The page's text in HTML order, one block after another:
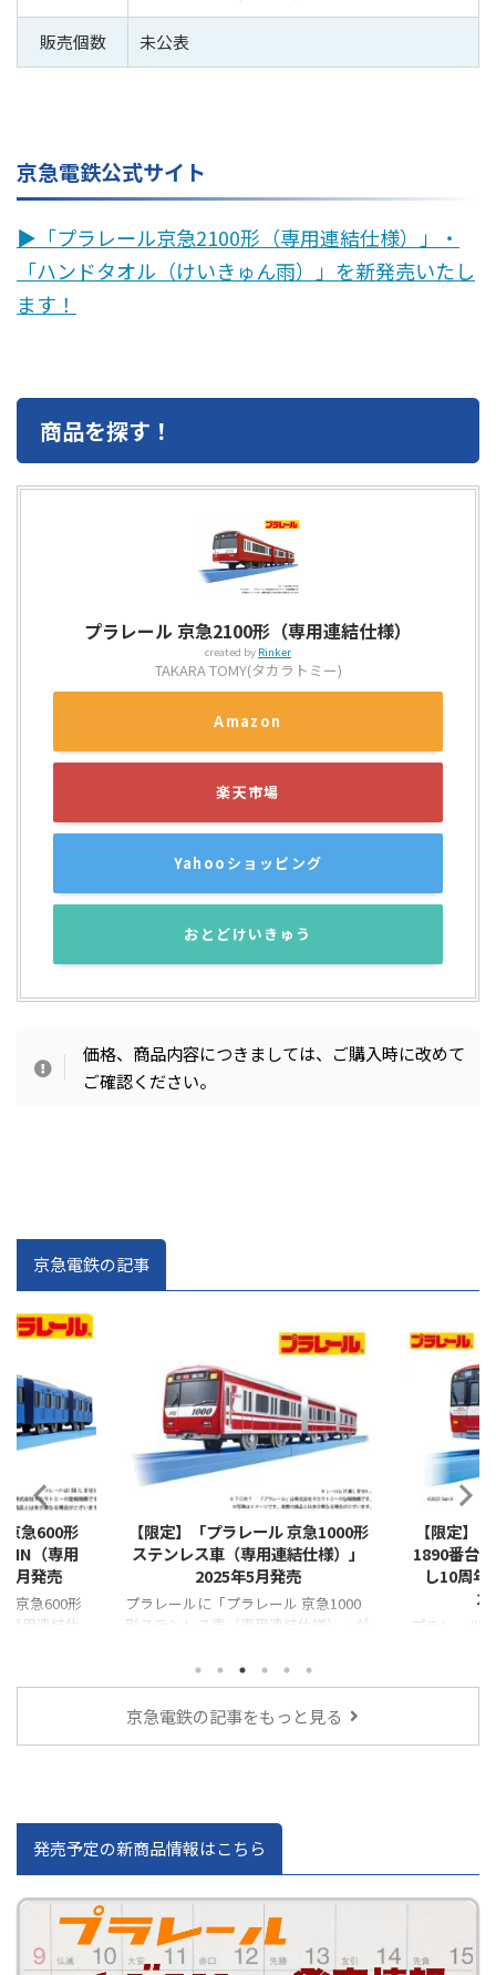
販売個数 未公表
京急電鉄公式サイト
▶︎「プラレール京急2100形（専用連結仕様）」・
「ハンドタオル（けいきゅん雨）」を新発売いたし
ます！
商品を探す！
プラレール 京急2100形（専用連結仕様）
created by Rinker
TAKARA TOMY(タカラトミー)
Amazon
楽天市場
Yahooショッピング
おとどけいきゅう
価格、商品内容につきましては、ご購入時に改めて
ご確認ください。
京急電鉄の記事
7/10
急600形
（専用
発売
急600形
用連結仕
2025/5/15
【限定】「プラレール 京急1000形
ステンレス車（専用連結仕様）」
2025年5月発売
プラレールに「プラレール 京急1000
形ステンレス車（専用連結仕様）」が
【限定】「
1890番台「
し10周年
場！！ 2022年
inおおたく「
京急電鉄の記事をもっと見る
発売予定の新商品情報はこちら